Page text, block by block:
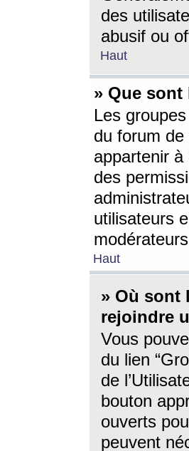
des
abusif ou
Haut
» Que sont
Les
du forum
appartenir
des
utilisateurs
Haut
» Où sont
rejoindre
Vous
du lien
de
bouton
ouverts
peuvent